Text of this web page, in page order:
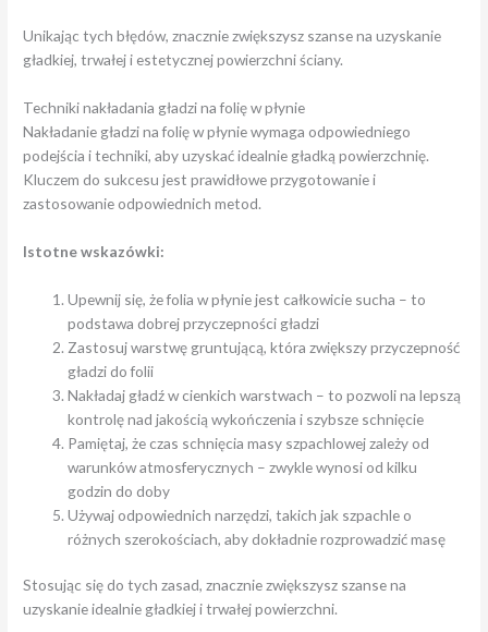
Unikając tych błędów, znacznie zwiększysz szanse na uzyskanie
gładkiej, trwałej i estetycznej powierzchni ściany.
Techniki nakładania gładzi na folię w płynie
Nakładanie gładzi na folię w płynie wymaga odpowiedniego
podejścia i techniki, aby uzyskać idealnie gładką powierzchnię.
Kluczem do sukcesu jest prawidłowe przygotowanie i
zastosowanie odpowiednich metod.
Istotne wskazówki:
Upewnij się, że folia w płynie jest całkowicie sucha – to
podstawa dobrej przyczepności gładzi
Zastosuj warstwę gruntującą, która zwiększy przyczepność
gładzi do folii
Nakładaj gładź w cienkich warstwach – to pozwoli na lepszą
kontrolę nad jakością wykończenia i szybsze schnięcie
Pamiętaj, że czas schnięcia masy szpachlowej zależy od
warunków atmosferycznych – zwykle wynosi od kilku
godzin do doby
Używaj odpowiednich narzędzi, takich jak szpachle o
różnych szerokościach, aby dokładnie rozprowadzić masę
Stosując się do tych zasad, znacznie zwiększysz szanse na
uzyskanie idealnie gładkiej i trwałej powierzchni.